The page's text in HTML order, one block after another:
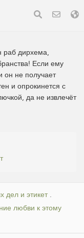
раб дирхема,
Если ему
он не получает
и опрокинется с
да не извлечёт
дел и этикет.
любви к этому